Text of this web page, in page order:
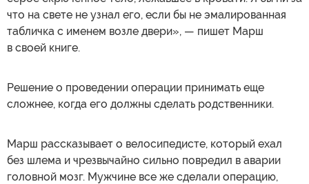
что на свете не узнал его, если бы не эмалированная
табличка с именем возле двери», — пишет Марш
в своей книге.
Решение о проведении операции принимать еще
сложнее, когда его должны сделать родственники.
Марш рассказывает о велосипедисте, который ехал
без шлема и чрезвычайно сильно повредил в аварии
головной мозг. Мужчине все же сделали операцию,